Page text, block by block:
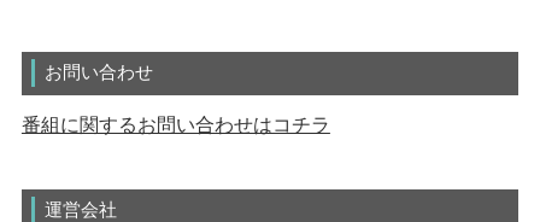
お問い合わせ
番組に関するお問い合わせはコチラ
運営会社